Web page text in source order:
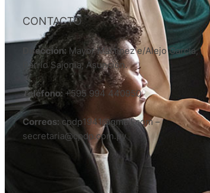
CONTACTO
Dirección:Mayor Martinez e/Alejo García,
Barrio Sajonia, Asunción.
Teléfono: +595 994 440950
Correos: cpdp1941@gmail.com –
secretaria@cpdp.com.py